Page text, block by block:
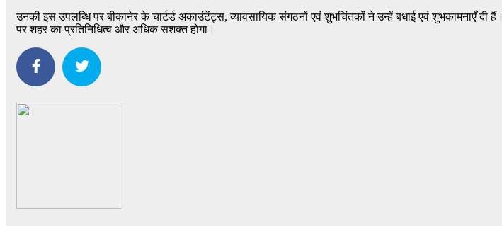
उनकी इस उपलब्धि पर बीकानेर के चार्टर्ड अकाउंटेंट्स, व्यावसायिक संगठनों एवं शुभचिंतकों ने उन्हें बधाई एवं शुभकामनाएँ दी
पर शहर का प्रतिनिधित्व और अधिक सशक्त होगा।